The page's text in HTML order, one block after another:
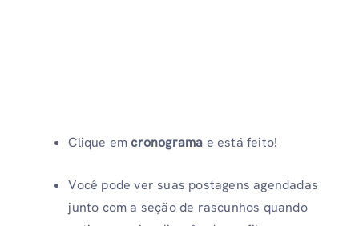
Clique emcronograma e está feito!
Você pode ver suas postagens agendadas
junto com a seção de rascunhos quando